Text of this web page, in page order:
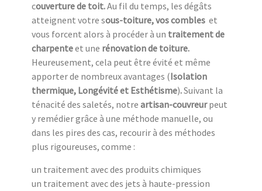
couverture de toit.Au fil du temps, les dégâts
atteignent votre sous-toiture, vos combles et
vous forcent alors à procéder à un traitement de
charpenteet une rénovation de toiture.
Heureusement, cela peut être évité et même
apporter de nombreux avantages (Isolation
thermique, Longévité et Esthétisme).Suivant la
ténacité des saletés, notre artisan-couvreurpeut
y remédier grâce à une méthode manuelle, ou
dans les pires des cas, recourir à des méthodes
plus rigoureuses, comme :
un traitement avec des produits chimiques
un traitement avec des jets à haute-pression